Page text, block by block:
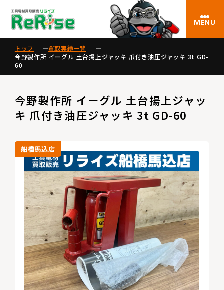
MENU
トップ
買取実績一覧
今野製作所 イーグル 土台揚上ジャッキ 爪付き油圧ジャッキ 3t GD-
60
今野製作所 イーグル 土台揚上ジャッ
キ 爪付き油圧ジャッキ 3t GD-60
船橋馬込店